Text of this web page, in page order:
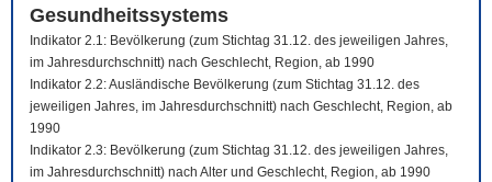
Gesundheitssystems
Indikator 2.1: Bevölkerung (zum Stichtag 31.12. des jeweiligen Jahres,
im Jahresdurchschnitt) nach Geschlecht, Region, ab 1990
Indikator 2.2: Ausländische Bevölkerung (zum Stichtag 31.12. des
jeweiligen Jahres, im Jahresdurchschnitt) nach Geschlecht, Region, ab
1990
Indikator 2.3: Bevölkerung (zum Stichtag 31.12. des jeweiligen Jahres,
im Jahresdurchschnitt) nach Alter und Geschlecht, Region, ab 1990